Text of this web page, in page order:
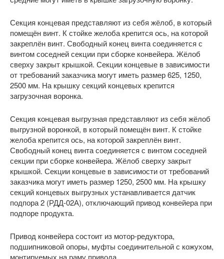
Секция концевая представляют из себя жёлоб, в который
помещён винт. К стойке желоба крепится ось, на которой
закреплён винт. Свободный конец винта соединяется с
винтом соседней секции при сборке конвейера. Жёлоб
сверху закрыт крышкой. Секции концевые в зависимости
от требований заказчика могут иметь размер 625, 1250,
2500 мм. На крышку секций концевых крепится
загрузочная воронка.
Секция концевая выгрузная представляют из себя жёлоб
выгрузной воронкой, в который помещён винт. К стойке
желоба крепится ось, на которой закреплён винт.
Свободный конец винта соединяется с винтом соседней
секции при сборке конвейера. Жёлоб сверху закрыт
крышкой. Секции концевые в зависимости от требований
заказчика могут иметь размер 1250, 2500 мм. На крышку
секций концевых выгрузных устанавливается датчик
подпора 2 (РДД-02А), отключающий привод конвейера при
подпоре продукта.
Привод конвейера состоит из мотор-редуктора,
подшипниковой опоры, муфты соединительной с кожухом,
монтируемых на раму привода.